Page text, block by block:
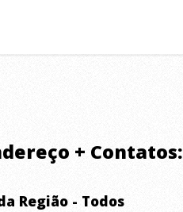
+ Contatos:
Região - Todos